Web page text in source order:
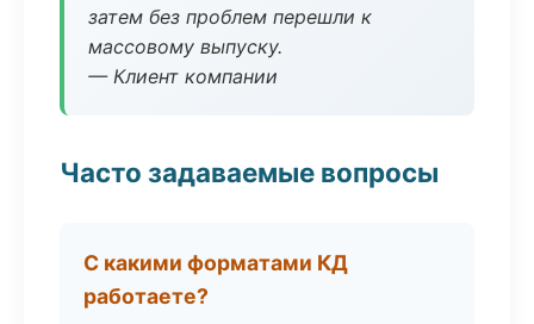
затем без проблем перешли к
массовому выпуску.
— Клиент компании
Часто задаваемые вопросы
С какими форматами КД
работаете?